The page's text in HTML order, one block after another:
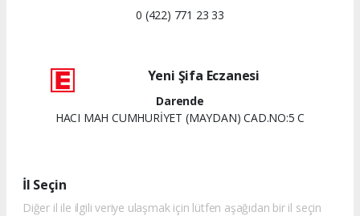
0 (422) 771 23 33
Yeni Şifa Eczanesi
Darende
HACI MAH CUMHURİYET (MAYDAN) CAD.NO:5 C
İl Seçin
Diğer il ile ilgili veriye ulaşmak için lütfen aşağıdan bir il seçin